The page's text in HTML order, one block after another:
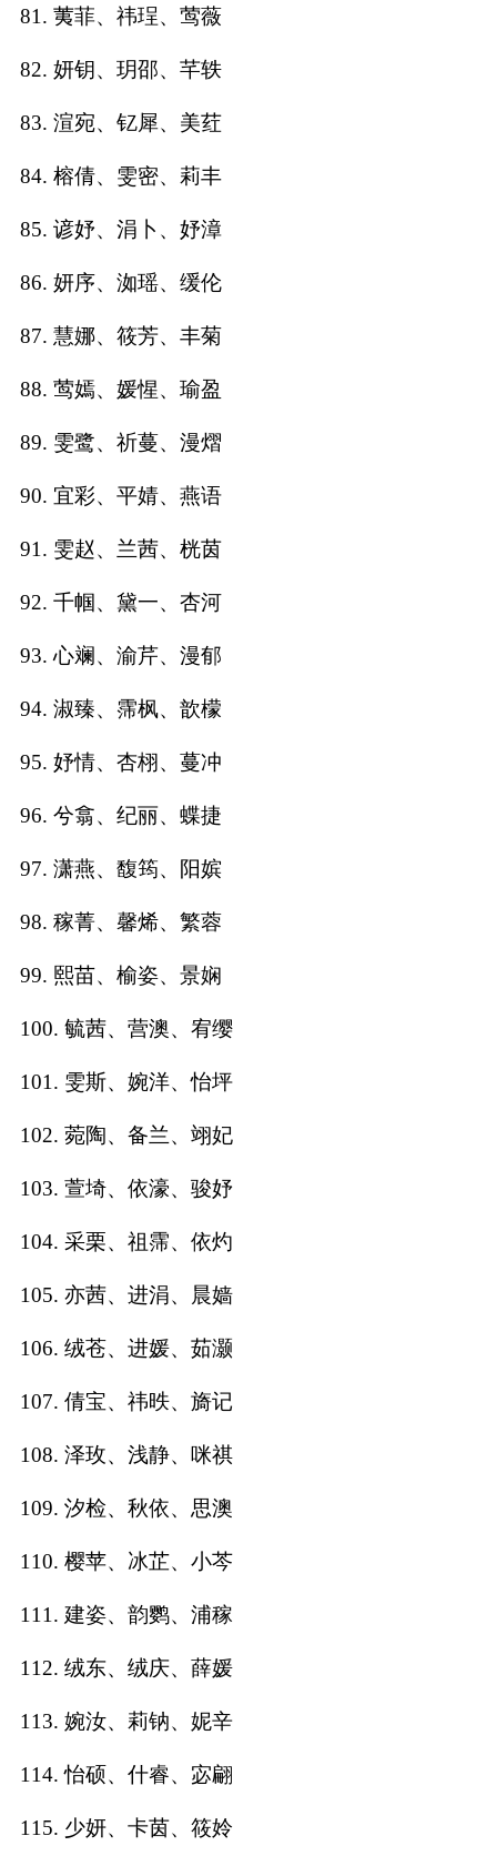
81. 荑菲、祎珵、莺薇
82. 妍钥、玥邵、芊轶
83. 渲宛、钇犀、美荭
84. 榕倩、雯密、莉丰
85. 谚妤、涓卜、妤漳
86. 妍序、洳瑶、缓伦
87. 慧娜、筱芳、丰菊
88. 莺嫣、媛惺、瑜盈
89. 雯鹭、祈蔓、漫熠
90. 宜彩、平婧、燕语
91. 雯赵、兰茜、桄茵
92. 千帼、黛一、杏河
93. 心斓、渝芹、漫郁
94. 淑臻、霈枫、歆檬
95. 妤情、杏栩、蔓冲
96. 兮翕、纪丽、蝶捷
97. 潇燕、馥筠、阳嫔
98. 稼菁、馨烯、繁蓉
99. 熙苗、榆姿、景娴
100. 毓茜、营澳、宥缨
101. 雯斯、婉洋、怡坪
102. 菀陶、备兰、翊妃
103. 萱埼、依濠、骏妤
104. 采栗、祖霈、依灼
105. 亦茜、进涓、晨嫱
106. 绒苍、进媛、茹灏
107. 倩宝、祎昳、旖记
108. 泽玫、浅静、咪祺
109. 汐检、秋依、思澳
110. 樱苹、冰芷、小芩
111. 建姿、韵鹦、浦稼
112. 绒东、绒庆、薛媛
113. 婉汝、莉钠、妮辛
114. 怡硕、什睿、宓翩
115. 少妍、卡茵、筱姈